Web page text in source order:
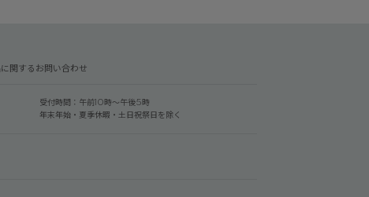
関するお問い合わせ
受付時間：午前10時～午後5時
年末年始・夏季休暇・土日祝祭日を除く